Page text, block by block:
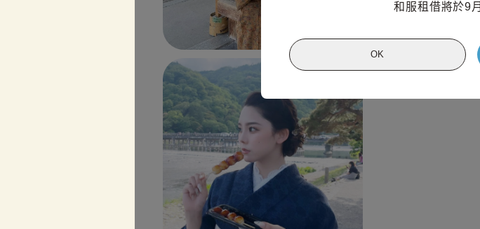
和服租借將於9
OK